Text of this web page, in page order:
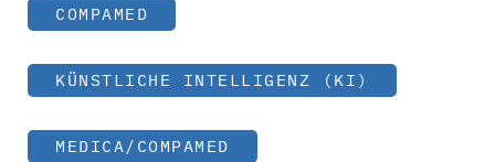
COMPAMED
KÜNSTLICHE INTELLIGENZ (KI)
MEDICA/COMPAMED